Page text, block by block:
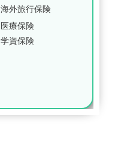
海外旅行保険
医療保険
学資保険